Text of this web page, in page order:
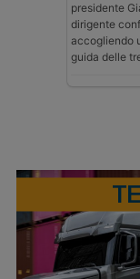
presidente
dirigente
accogliendo
guida delle